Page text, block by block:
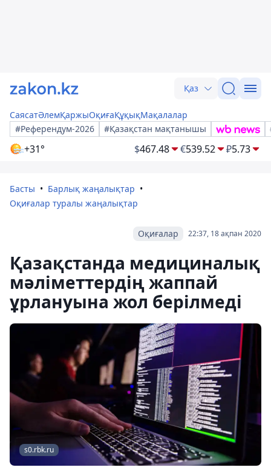
Қаз
СаясатӘлемҚаржыОқиғаҚұқықМақалалар
#Референдум-2026
#Қазақстан мақтанышы
+31° $467.48 €539.52 ₽5.73
Басты
Барлық жаңалықтар
Оқиғалар туралы жаңалықтар
22:37, 18 ақпан 2020
Оқиғалар
Қазақстанда медициналық
мәліметтердің жаппай
ұрлануына жол берілмеді
s0.rbk.ru